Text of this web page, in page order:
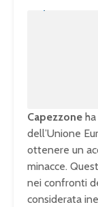
Capezzone
dell’Unione
ottenere un
minacce.
nei confronti
considerata